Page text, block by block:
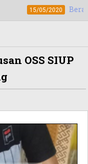
Berapa Tarif Jasa
OSS SIUP